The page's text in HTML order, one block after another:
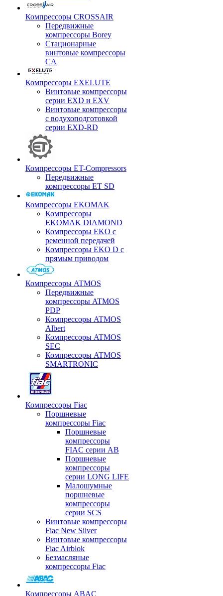
Компрессоры CROSSAIR
Передвижные
компрессоры Borey
Стационарные
винтовые компрессоры
CA
Компрессоры EXELUTE
Винтовые компрессоры
серии EXD и EXV
Винтовые компрессоры
с водухоподготовкой
серии EXD-RD
Компрессоры ET-Compressors
Передвижные
компрессоры ET SD
Компрессоры EKOMAK
Компрессоры
EKOMAK DIAMOND
Компрессоры EKO c
ременной передачей
Компрессоры EKO D с
прямым приводом
Компрессоры ATMOS
Передвижные
компрессоры ATMOS
PDP
Компрессоры ATMOS
Albert
Компрессоры ATMOS
SEC
Компрессоры ATMOS
SMARTRONIC
Компрессоры Fiac
Поршневые
компрессоры Fiac
Поршневые
компрессоры
FIAC серии AB
Поршневые
компрессоры
серии LONG LIFE
Малошумные
поршневые
компрессоры
серии SCS
Винтовые компрессоры
Fiac New Silver
Винтовые компрессоры
Fiac Airblok
Безмасляные
компрессоры Fiac
Компрессоры ABAC